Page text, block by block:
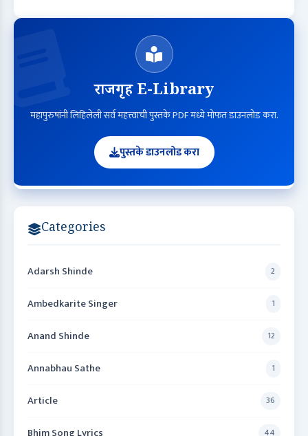
राजगृह E-Library
महापुरुषांनी लिहिलेली सर्व महत्त्वाची पुस्तके PDF मध्ये मोफत डाउनलोड करा.
पुस्तके डाउनलोड करा
Categories
Adarsh Shinde 2
Ambedkarite Singer 1
Anand Shinde 12
Annabhau Sathe 1
Article 36
44